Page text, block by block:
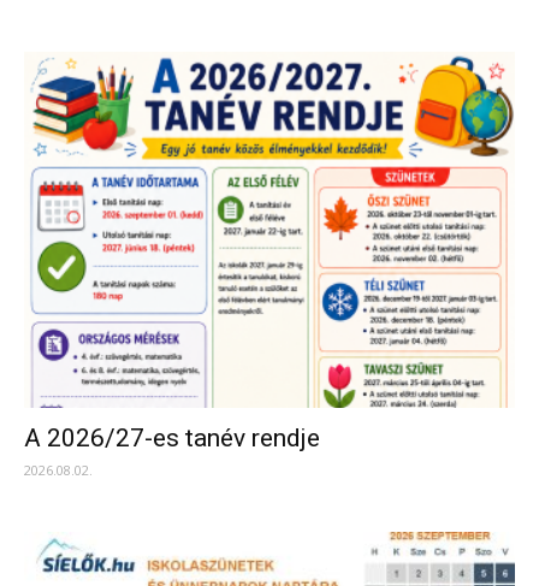
A 2026/27-es tanév rendje
2026.08.02.